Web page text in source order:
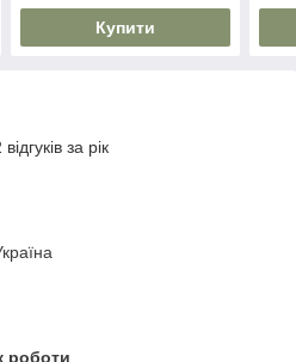
Купити
за рік
роботи